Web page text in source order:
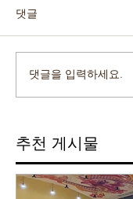
댓글
댓글을 입력하세요.
추천 게시물